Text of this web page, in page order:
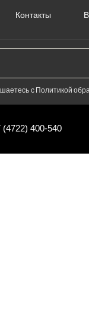
Контакты
с Политикой
(4722) 400-540